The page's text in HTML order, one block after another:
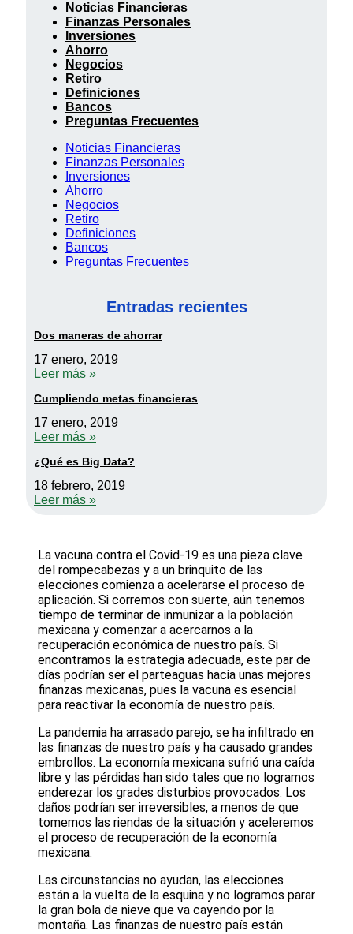
Noticias Financieras
Finanzas Personales
Inversiones
Ahorro
Negocios
Retiro
Definiciones
Bancos
Preguntas Frecuentes
Noticias Financieras
Finanzas Personales
Inversiones
Ahorro
Negocios
Retiro
Definiciones
Bancos
Preguntas Frecuentes
Entradas recientes
Dos maneras de ahorrar
17 enero, 2019
Leer más »
Cumpliendo metas financieras
17 enero, 2019
Leer más »
¿Qué es Big Data?
18 febrero, 2019
Leer más »
La vacuna contra el Covid-19 es una pieza clave
del rompecabezas y a un brinquito de las
elecciones comienza a acelerarse el proceso de
aplicación. Si corremos con suerte, aún tenemos
tiempo de terminar de inmunizar a la población
mexicana y comenzar a acercarnos a la
recuperación económica de nuestro país. Si
encontramos la estrategia adecuada, este par de
días podrían ser el parteaguas hacia unas mejores
finanzas mexicanas, pues la vacuna es esencial
para reactivar la economía de nuestro país.
La pandemia ha arrasado parejo, se ha infiltrado en
las finanzas de nuestro país y ha causado grandes
embrollos. La economía mexicana sufrió una caída
libre y las pérdidas han sido tales que no logramos
enderezar los grades disturbios provocados. Los
daños podrían ser irreversibles, a menos de que
tomemos las riendas de la situación y aceleremos
el proceso de recuperación de la economía
mexicana.
Las circunstancias no ayudan, las elecciones
están a la vuelta de la esquina y no logramos parar
la gran bola de nieve que va cayendo por la
montaña. Las finanzas de nuestro país están